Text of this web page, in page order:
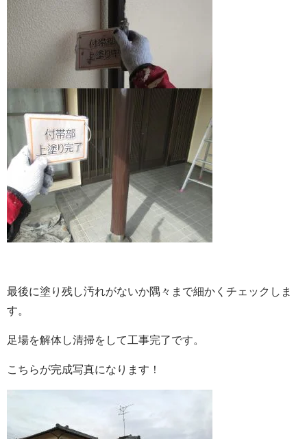
最後に塗り残し汚れがないか隅々まで細かくチェックしま
す。
足場を解体し清掃をして工事完了です。
こちらが完成写真になります！